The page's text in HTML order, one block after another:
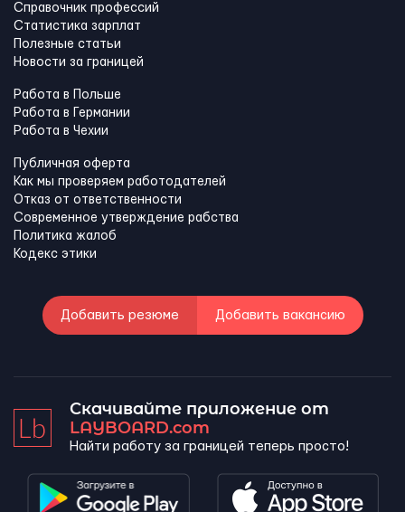
Справочник профессий
Статистика зарплат
Полезные статьи
Новости за границей
Работа в Польше
Работа в Германии
Работа в Чехии
Публичная оферта
Как мы проверяем работодателей
Отказ от ответственности
Современное утверждение рабства
Политика жалоб
Кодекс этики
Добавить резюме Добавить вакансию
Скачивайте приложение от
LAYBOARD.com
Найти работу за границей теперь просто!